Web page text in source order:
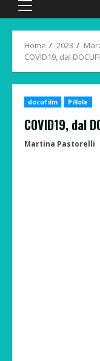
Primary
Home 2023
COVID19, dal
docufilm Pillole
COVID19, dal
Martina Pastorelli